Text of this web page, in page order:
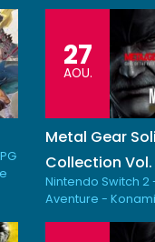
27
AOU.
Metal Gear
Collection Vol.
Nintendo Switch
Aventure - Konami